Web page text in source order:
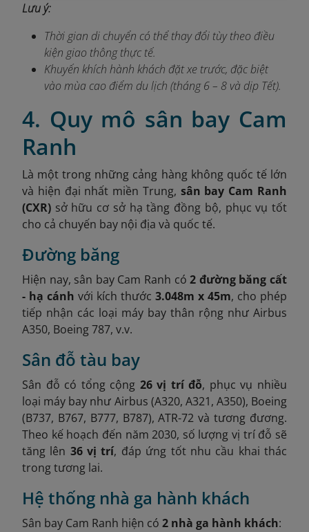
Lưu ý:
Thời gian di chuyển có thể thay đổi tùy theo điều
kiện giao thông thực tế.
Khuyến khích hành khách đặt xe trước, đặc biệt
vào mùa cao điểm du lịch (tháng 6 – 8 và dịp Tết).
4. Quy mô sân bay Cam
Ranh
Là một trong những cảng hàng không quốc tế lớn
và hiện đại nhất miền Trung, sân bay Cam Ranh
(CXR) sở hữu cơ sở hạ tầng đồng bộ, phục vụ tốt
cho cả chuyến bay nội địa và quốc tế.
Đường băng
Hiện nay, sân bay Cam Ranh có2 đường băng cất
- hạ cánh với kích thước 3.048m x 45m, cho phép
tiếp nhận các loại máy bay thân rộng như Airbus
A350, Boeing 787, v.v.
Sân đỗ tàu bay
Sân đỗ có tổng cộng 26 vị trí đỗ, phục vụ nhiều
loại máy bay như Airbus (A320, A321, A350), Boeing
(B737, B767, B777, B787), ATR-72 và tương đương.
Theo kế hoạch đến năm 2030, số lượng vị trí đỗ sẽ
tăng lên 36 vị trí, đáp ứng tốt nhu cầu khai thác
trong tương lai.
Hệ thống nhà ga hành khách
Sân bay Cam Ranh hiện có 2 nhà ga hành khách: